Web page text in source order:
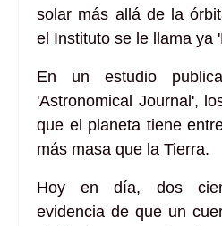
solar más allá de la
el Instituto se le llama ya
En un estudio
'Astronomical Journal',
que el planeta tiene
más masa que la Tierra.
Hoy en día, dos
evidencia de que un